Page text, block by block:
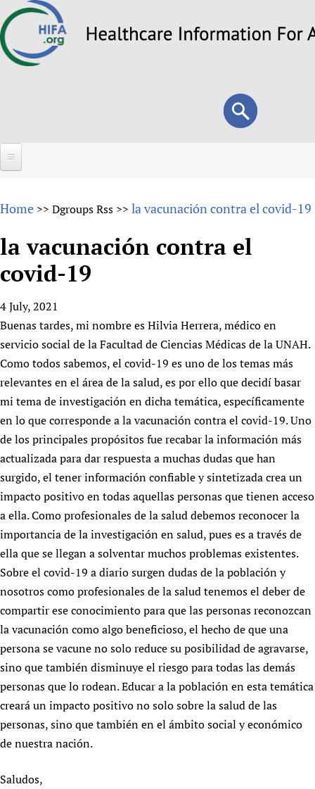
to
Search
form
Search
About
Overview
Why HIFA is needed
HIFA, Universal Health Coverage and Human Rights
HIFA in Official Relations with WHO
Achievements
Testimonials
HIFA Voices database
HIFA & global health CoPs
Publications
Forums
How to use the HIFA forums
CHIFA (child health and rights)
HIFA-French
HIFA-Portuguese
HIFA-Spanish
HIFA-Zambia 2011-2024
New! SPOTLIGHTS
Evidence-informed policy
mHealth
Open access
Substance use disorders
*Sponsorship opportunities
Citizens, Parents and Children
Evidence-Informed Policy and Practice
Library and Information Services
Community Health Workers
Multilingualism
Prescribers and users of medicines
Evaluating Impact
Mobile HIFA (mHIFA)
*Completed projects
Access to Health Research
Astana Declaration+
Communicating health research
COVID-19
Essential Health Services and COVID-19
Family Planning
Health Partnerships
Learning for Quality Health Services
Newborn Care
People
Country representatives
List view
Fundraising Working Group
Main Steering Group
Members
Partnerships and Projects
Social Media Working Group
Staff
Volunteers
Support
Collaborate
Contact us
Donate
HIFA Appeal
How you can help
Link to us
Partners
Supporting Organisations
List view
News
News
Forum Messages
Join
Join HIFA
Join CHIFA (child health and rights)
Junte-se ao HIFA-Portuguese
Rejoignez HIFA-Français
Únase a HIFA-Español
Home >> Dgroups Rss >> la vacunación contra el covid-19
la vacunación contra el
covid-19
4 July, 2021
Buenas tardes, mi nombre es Hilvia Herrera, médico en
servicio social de la Facultad de Ciencias Médicas de la UNAH.
Como todos sabemos, el covid-19 es uno de los temas más
relevantes en el área de la salud, es por ello que decidí basar
mi tema de investigación en dicha temática, específicamente
en lo que corresponde a la vacunación contra el covid-19. Uno
de los principales propósitos fue recabar la información más
actualizada para dar respuesta a muchas dudas que han
surgido, el tener información confiable y sintetizada crea un
impacto positivo en todas aquellas personas que tienen acceso
a ella. Como profesionales de la salud debemos reconocer la
importancia de la investigación en salud, pues es a través de
ella que se llegan a solventar muchos problemas existentes.
Sobre el covid-19 a diario surgen dudas de la población y
nosotros como profesionales de la salud tenemos el deber de
compartir ese conocimiento para que las personas reconozcan
la vacunación como algo beneficioso, el hecho de que una
persona se vacune no solo reduce su posibilidad de agravarse,
sino que también disminuye el riesgo para todas las demás
personas que lo rodean. Educar a la población en esta temática
creará un impacto positivo no solo sobre la salud de las
personas, sino que también en el ámbito social y económico
de nuestra nación.
Saludos,